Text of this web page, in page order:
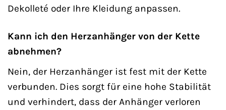
Dekolleté oder Ihre Kleidung anpassen.
Kann ich den Herzanhänger von der Kette
abnehmen?
Nein, der Herzanhänger ist fest mit der Kette
verbunden. Dies sorgt für eine hohe Stabilität
und verhindert, dass der Anhänger verloren